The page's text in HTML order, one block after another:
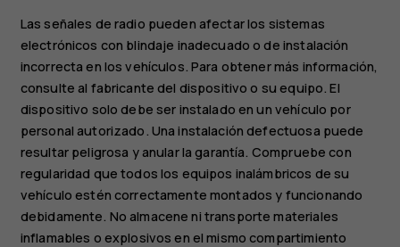
de
Nokia
C20
Las señales de radio pueden afectar los sistemas
electrónicos con blindaje inadecuado o de instalación
incorrecta en los vehículos. Para obtener más información,
consulte al fabricante del dispositivo o su equipo. El
dispositivo solo debe ser instalado en un vehículo por
personal autorizado. Una instalación defectuosa puede
resultar peligrosa y anular la garantía. Compruebe con
regularidad que todos los equipos inalámbricos de su
vehículo estén correctamente montados y funcionando
debidamente. No almacene ni transporte materiales
inflamables o explosivos en el mismo compartimiento